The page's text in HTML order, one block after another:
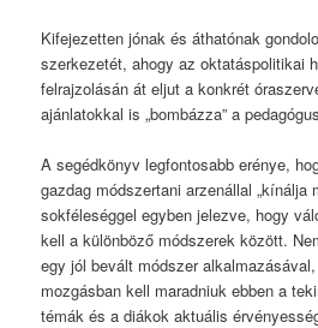
Kifejezetten jónak és áthatónak
szerkezetét, ahogy az oktatáspolitikai
felrajzolásán át eljut a konkrét
ajánlatokkal is „bombázza” a
A segédkönyv legfontosabb erénye,
gazdag módszertani arzenállal „kínálja
sokféleséggel egyben jelezve, hogy
kell a különböző módszerek között.
egy jól bevált módszer
mozgásban kell maradniuk ebben a
témák és a diákok aktuális